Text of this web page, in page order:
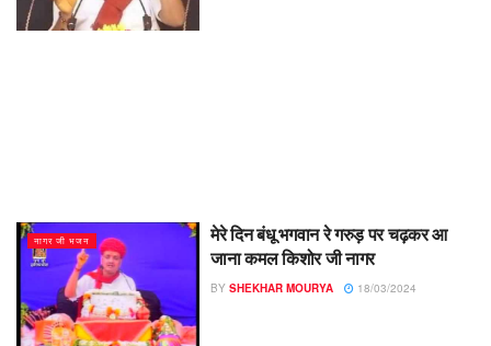
नागर जी भजन
मेरे दिन बंधू भगवान रे गरुड़ पर चढ़कर आ
जाना कमल किशोर जी नागर
BY SHEKHAR MOURYA 18/03/2024